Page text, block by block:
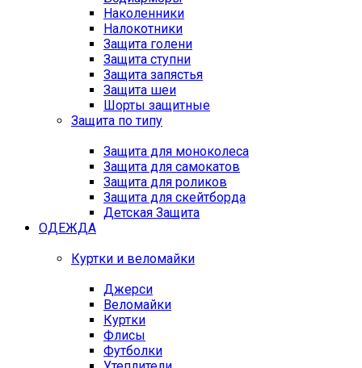
Наколенники
Налокотники
Защита голени
Защита ступни
Защита запястья
Защита шеи
Шорты защитные
Защита по типу
Защита для моноколеса
Защита для самокатов
Защита для роликов
Защита для скейтборда
Детская Защита
ОДЕЖДА
Куртки и веломайки
Джерси
Веломайки
Куртки
Флисы
Футболки